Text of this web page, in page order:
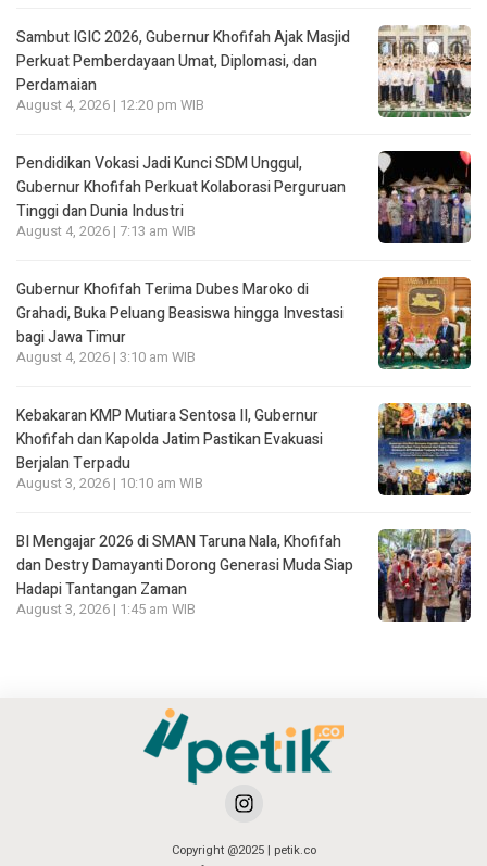
Sambut IGIC 2026, Gubernur Khofifah Ajak Masjid
Perkuat Pemberdayaan Umat, Diplomasi, dan
Perdamaian
August 4, 2026 | 12:20 pm WIB
Pendidikan Vokasi Jadi Kunci SDM Unggul,
Gubernur Khofifah Perkuat Kolaborasi Perguruan
Tinggi dan Dunia Industri
August 4, 2026 | 7:13 am WIB
Gubernur Khofifah Terima Dubes Maroko di
Grahadi, Buka Peluang Beasiswa hingga Investasi
bagi Jawa Timur
August 4, 2026 | 3:10 am WIB
Kebakaran KMP Mutiara Sentosa II, Gubernur
Khofifah dan Kapolda Jatim Pastikan Evakuasi
Berjalan Terpadu
August 3, 2026 | 10:10 am WIB
BI Mengajar 2026 di SMAN Taruna Nala, Khofifah
dan Destry Damayanti Dorong Generasi Muda Siap
Hadapi Tantangan Zaman
August 3, 2026 | 1:45 am WIB
Copyright @2025 | petik.co